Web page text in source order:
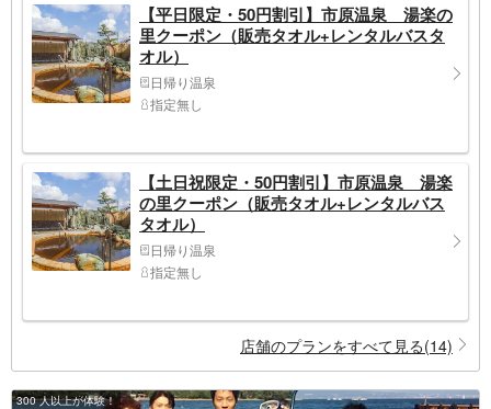
【平日限定・50円割引】市原温泉 湯楽の
里クーポン（販売タオル+レンタルバスタ
オル）
日帰り温泉
指定無し
【土日祝限定・50円割引】市原温泉 湯楽
の里クーポン（販売タオル+レンタルバス
タオル）
日帰り温泉
指定無し
店舗のプランをすべて見る(14)
300 人以上が体験！